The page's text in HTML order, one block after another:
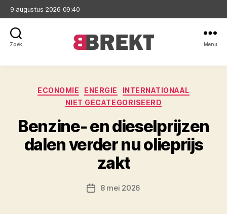
9 augustus 2026 09:40
Zoek Menu
Categorieën
ECONOMIE ENERGIE
INTERNATIONAAL
NIET GECATEGORISEERD
Benzine- en dieselprijzen
dalen verder nu olieprijs
zakt
Berichtdatum
8 mei 2026